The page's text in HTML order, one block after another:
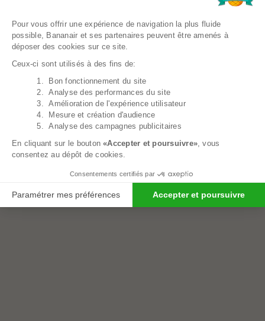
Pouf Géant Microsuède - 180 Cm - Banabag
409,00€
Plateforme de Gestion du
Pour vous offrir une expérience de navigation la plus fluide
possible, Bananair et ses partenaires peuvent être amenés à
déposer des cookies sur ce site.
Ceux-ci sont utilisés à des fins de:
1. Bon fonctionnement du site
2. Analyse des performances du site
3. Amélioration de l'expérience utilisateur
4. Mesure et création d'audience
5. Analyse des campagnes publicitaires
En cliquant sur le bouton«Accepter et poursuivre», vous
consentez au dépôt de cookies.
Consentements certifiés par
Paramétrer mes préférences Accepter et poursuivre
Axeptio consent